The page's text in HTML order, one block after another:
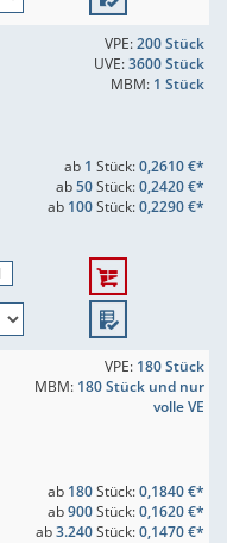
VPE:200 Stück
UVE:3600 Stück
MBM: 1 Stück
ab 1 Stück:0,2610 €*
ab50Stück:0,2420 €*
ab 100Stück:0,2290 €*
VPE: 180 Stück
MBM: 180 Stück und nur
volle VE
ab 180Stück:0,1840 €*
ab900Stück:0,1620 €*
ab3.240Stück:0,1470 €*